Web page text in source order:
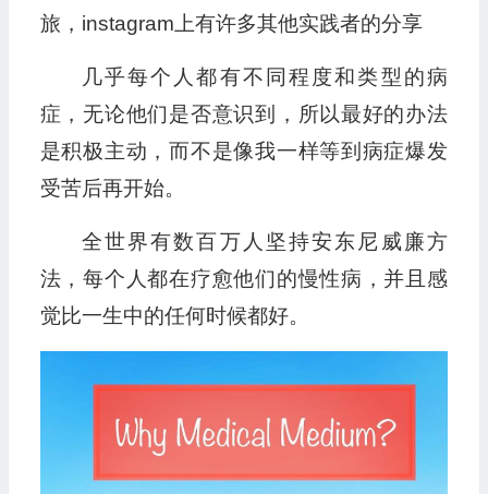
旅，instagram上有许多其他实践者的分享
几乎每个人都有不同程度和类型的病
症，无论他们是否意识到，所以最好的办法
是积极主动，而不是像我一样等到病症爆发
受苦后再开始。
全世界有数百万人坚持安东尼威廉方
法，每个人都在疗愈他们的慢性病，并且感
觉比一生中的任何时候都好。